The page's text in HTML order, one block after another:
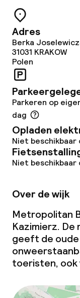
Dieetopties
Glutenvrije
Beleid
Adres
Berka
31031 KRAKOW
Polen
Parkeren op
dag
Opladen
Niet beschikbaar
Niet beschikbaar
Over de wijk
Metropolitan
Kazimierz. De
geeft de
toeristen, ook